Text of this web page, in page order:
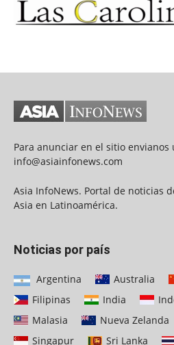
Para anunciar en el sitio envianos
info@asiainfonews.com
Asia InfoNews. Portal de noticias
Asia en Latinoamérica.
Noticias por país
Argentina Australia
Filipinas
India
Malasia
Nueva Zelanda
Singapur
Sri Lanka